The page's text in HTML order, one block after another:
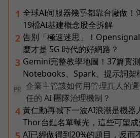
1 全球AI伺服器幾乎都靠台廠做
19檔AI基建概念股全拆解
2 告別「極速迷思」！
麼才是 5G 時代的好網路？
3 Gemini完整教學地圖！37篇實測
Notebooks、Spark、提示詞架
PR
企業主管該如何用管理真人的
任的 AI 團隊治理機制？
4 黃仁勳再喊下一波AI浪潮是機器
Thor台鏈名單曝光，這些可望
5 AI已經做得到20%的題目，反